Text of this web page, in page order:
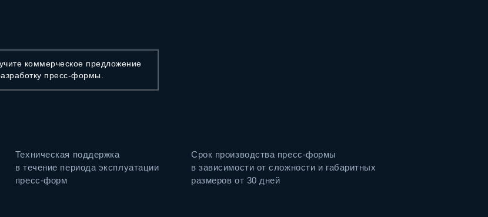
коммерческое предложение
пресс-формы.
Техническая поддержка
в течение периода эксплуатации
пресс-форм
Срок производства пресс-формы
в зависимости от сложности и габаритных
размеров от 30 дней